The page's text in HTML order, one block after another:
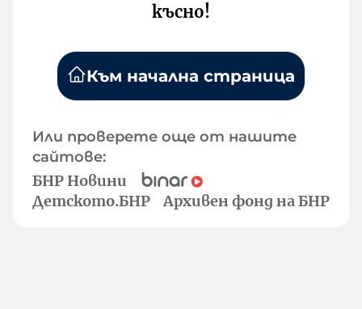
късно!
Към начална страница
Или проверете още от нашите
сайтове:
БНР Новини
Детското.БНР
Архивен фонд на БНР